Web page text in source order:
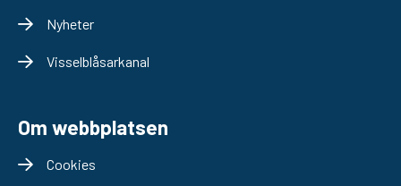
Nyheter
Visselblåsarkanal
Om webbplatsen
Cookies